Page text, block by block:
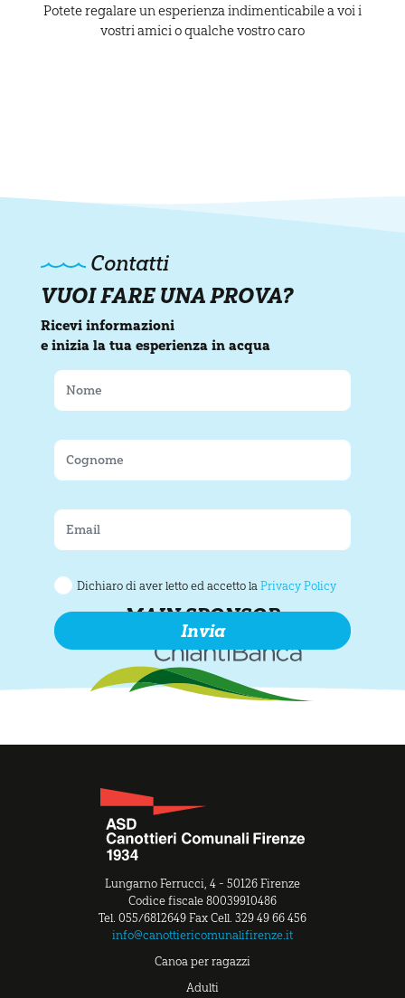
Potete regalare un esperienza indimenticabile a voi i
vostri amici o qualche vostro caro
Contatti
VUOI FARE UNA PROVA?
Ricevi informazioni
e inizia la tua esperienza in acqua
Dichiaro di aver letto ed accetto la Privacy Policy
MAIN SPONSOR
Lungarno Ferrucci, 4 - 50126 Firenze
Codice fiscale 80039910486
Tel. 055/6812649 Fax Cell. 329 49 66 456
info@canottiericomunalifirenze.it
Canoa per ragazzi
Adulti